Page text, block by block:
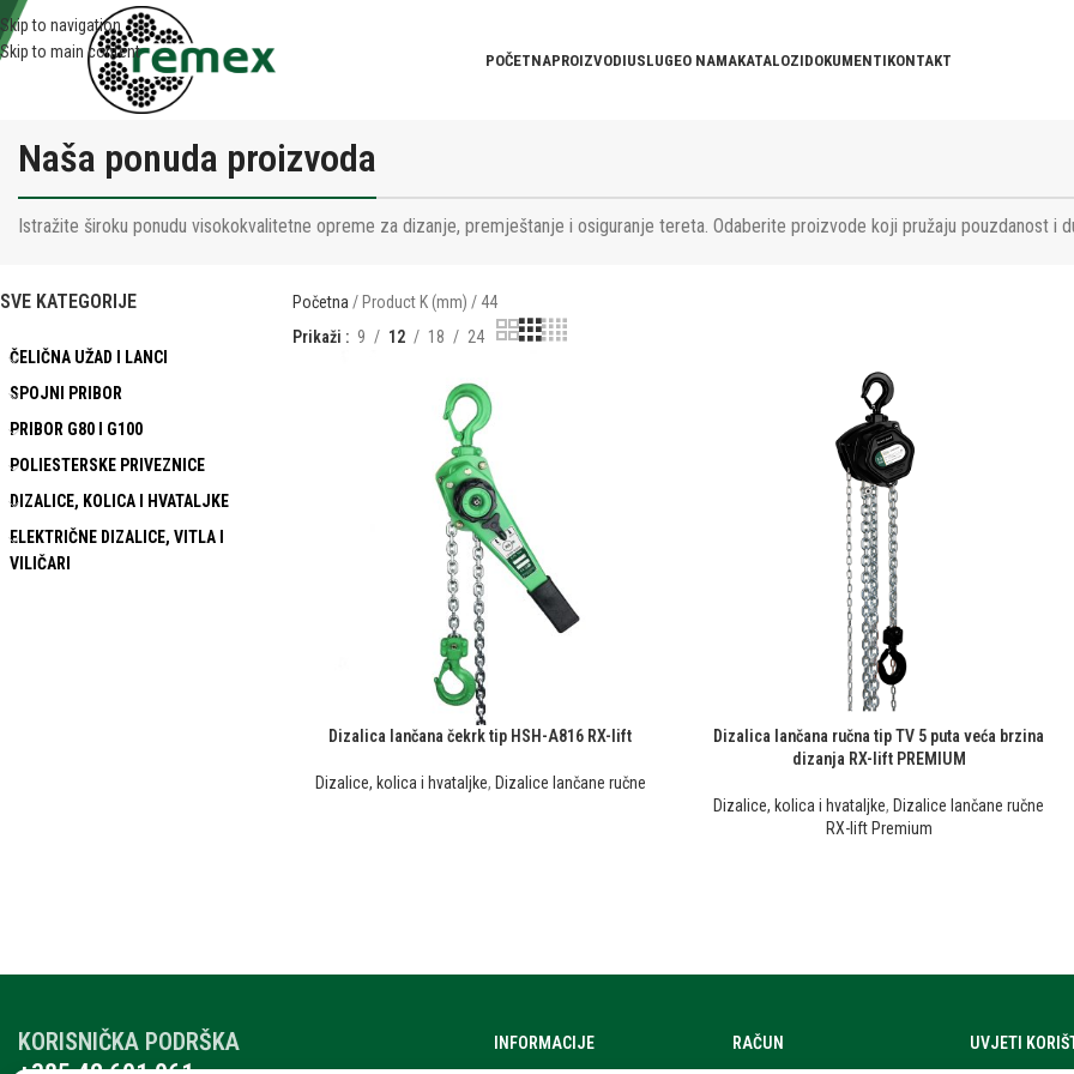
Skip to navigation
Skip to main content
POČETNAPROIZVODIUSLUGEO NAMAKATALOZIDOKUMENTIKONTAKT
Naša ponuda proizvoda
Istražite široku ponudu visokokvalitetne opreme za dizanje, premještanje i osiguranje tereta. Odaberite proizvode koji pružaju pouzdanost i
SVE KATEGORIJE
ČELIČNA UŽAD I LANCI
SPOJNI PRIBOR
PRIBOR G80 I G100
POLIESTERSKE PRIVEZNICE
DIZALICE, KOLICA I HVATALJKE
ELEKTRIČNE DIZALICE, VITLA I
VILIČARI
Početna Product K (mm) 44
Prikaži
9 12 18 24
Dizalica lančana čekrk tip HSH-A816 RX-lift
Dizalice, kolica i hvataljke, Dizalice lančane ručne
Dizalica lančana ručna tip TV 5 puta veća brzina
dizanja RX-lift PREMIUM
Dizalice, kolica i hvataljke,Dizalice lančane ručne
RX-lift Premium
KORISNIČKA PODRŠKA INFORMACIJE RAČUN UVJETI